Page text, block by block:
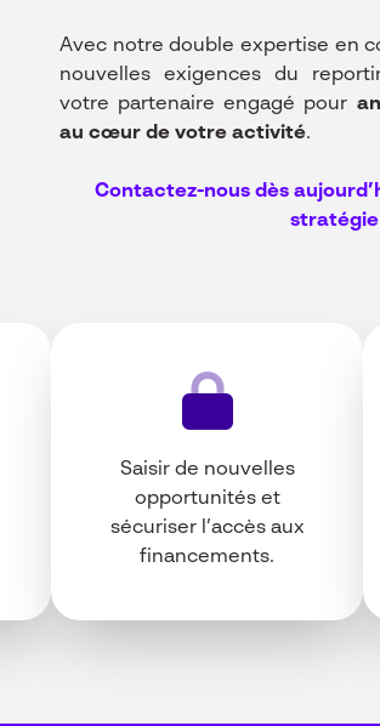
Avec notre double expertise en
nouvelles exigences du
votre partenaire engagé pour
au cœur de votre activité.
Contactez-nous dès
stratégie
Saisir de nouvelles
opportunités et
sécuriser l’accès aux
financements.